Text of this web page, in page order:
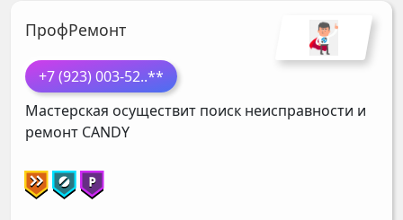
ПрофРемонт
+7 (923) 003-52..**
Мастерская осуществит поиск неисправности и
ремонт CANDY